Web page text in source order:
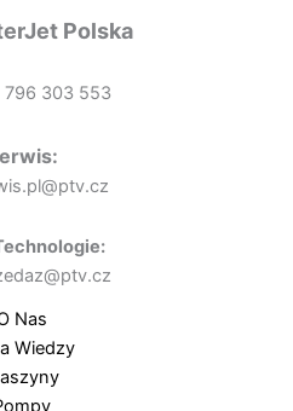
Polska
796 303 553
Nas
Wiedzy